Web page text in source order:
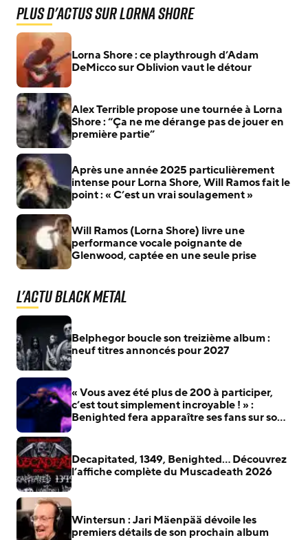
Plus d'actus sur Lorna Shore
Lorna Shore : ce playthrough d’Adam
DeMicco sur Oblivion vaut le détour
Alex Terrible propose une tournée à Lorna
Shore : “Ça ne me dérange pas de jouer en
première partie”
Après une année 2025 particulièrement
intense pour Lorna Shore, Will Ramos fait le
point : « C’est un vrai soulagement »
Will Ramos (Lorna Shore) livre une
performance vocale poignante de
Glenwood, captée en une seule prise
L'actu Black Metal
Belphegor boucle son treizième album :
neuf titres annoncés pour 2027
« Vous avez été plus de 200 à participer,
c’est tout simplement incroyable ! » :
Benighted fera apparaître ses fans sur son
Decapitated, 1349, Benighted… Découvrez
l’affiche complète du Muscadeath 2026
Wintersun : Jari Mäenpää dévoile les
premiers détails de son prochain album